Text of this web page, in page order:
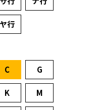
ヤ行
C G
K M